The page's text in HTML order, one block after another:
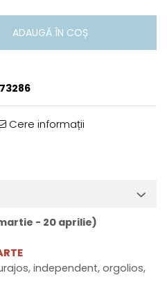
ADAUGĂ ÎN COȘ
Cere informații
- 20 aprilie)
independent, orgolios,